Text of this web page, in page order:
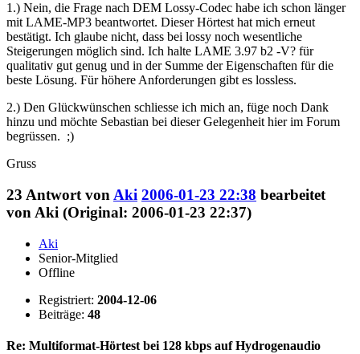
1.) Nein, die Frage nach DEM Lossy-Codec habe ich schon länger
mit LAME-MP3 beantwortet. Dieser Hörtest hat mich erneut
bestätigt. Ich glaube nicht, dass bei lossy noch wesentliche
Steigerungen möglich sind. Ich halte LAME 3.97 b2 -V? für
qualitativ gut genug und in der Summe der Eigenschaften für die
beste Lösung. Für höhere Anforderungen gibt es lossless.
2.) Den Glückwünschen schliesse ich mich an, füge noch Dank
hinzu und möchte Sebastian bei dieser Gelegenheit hier im Forum
begrüssen. ;)
Gruss
23 Antwort von Aki 2006-01-23 22:38 bearbeitet
von Aki (Original: 2006-01-23 22:37)
Aki
Senior-Mitglied
Offline
Registriert: 2004-12-06
Beiträge: 48
Re: Multiformat-Hörtest bei 128 kbps auf Hydrogenaudio